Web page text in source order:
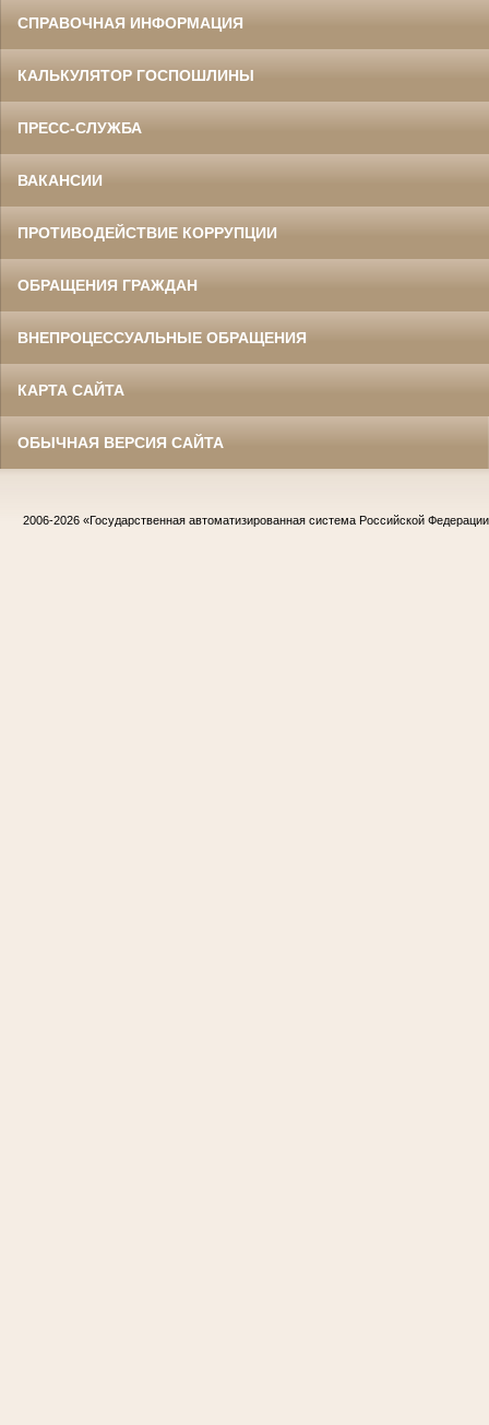
СПРАВОЧНАЯ ИНФОРМАЦИЯ
КАЛЬКУЛЯТОР ГОСПОШЛИНЫ
ПРЕСС-СЛУЖБА
ВАКАНСИИ
ПРОТИВОДЕЙСТВИЕ КОРРУПЦИИ
ОБРАЩЕНИЯ ГРАЖДАН
ВНЕПРОЦЕССУАЛЬНЫЕ ОБРАЩЕНИЯ
КАРТА САЙТА
ОБЫЧНАЯ ВЕРСИЯ САЙТА
2006-2026 «Государственная автоматизированная система Российской